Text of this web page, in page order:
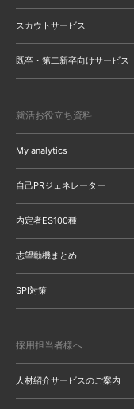
スカウトサービス
既卒・第二新卒向けサービス
就活お役立ち資料
My analytics
自己PRジェネレーター
内定者ES100種
志望動機まとめ
SPI対策
採用担当者様へ
人材紹介サービスのご案内